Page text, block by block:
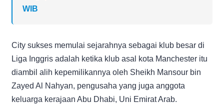
WIB
City sukses memulai sejarahnya sebagai klub besar di
Liga Inggris adalah ketika klub asal kota Manchester itu
diambil alih kepemilikannya oleh Sheikh Mansour bin
Zayed Al Nahyan, pengusaha yang juga anggota
keluarga kerajaan Abu Dhabi, Uni Emirat Arab.